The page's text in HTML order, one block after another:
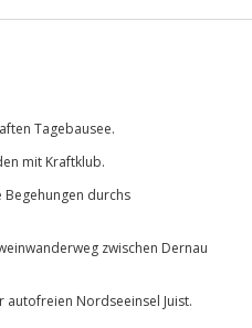
Tagebausee.
mit Kraftklub.
durchs
zwischen Dernau
autofreien Nordseeinsel Juist.